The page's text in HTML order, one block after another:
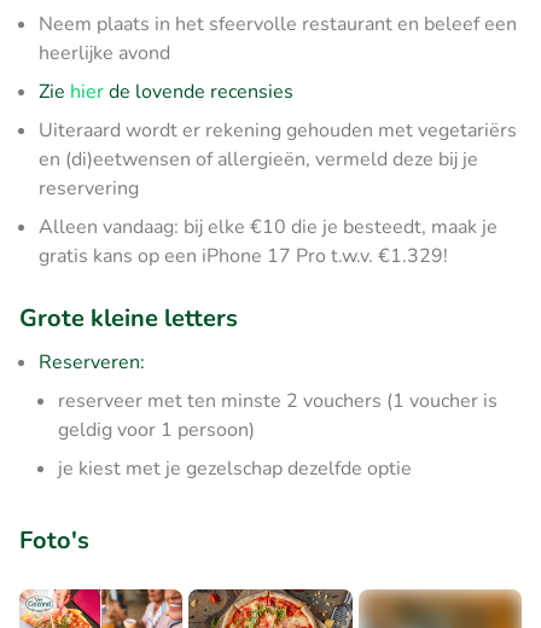
Neem plaats in het sfeervolle restaurant en beleef een
heerlijke avond
Zie hierde lovende recensies
Uiteraard wordt er rekening gehouden met vegetariërs
en (di)eetwensen of allergieën, vermeld deze bij je
reservering
Alleen vandaag: bij elke €10 die je besteedt, maak je
gratis kans op een iPhone 17 Pro t.w.v. €1.329!
Grote kleine letters
Reserveren:
reserveer met ten minste 2 vouchers (1 voucher is
geldig voor 1 persoon)
je kiest met je gezelschap dezelfde optie
Foto's